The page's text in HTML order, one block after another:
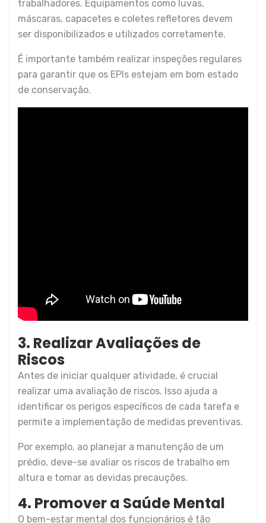
trabalhadores. Equipamentos como luvas,
máscaras, capacetes e coletes refletores devem
ser disponibilizados e utilizados corretamente.
É importante também realizar inspeções regulares
para garantir que os EPIs estejam em bom estado
de conservação.
3. Realizar Avaliações de
Riscos
Antes de iniciar qualquer atividade, é crucial
realizar uma avaliação de riscos. Isso ajuda a
identificar os perigos específicos de cada tarefa e
permite a implementação de medidas preventivas.
Por exemplo, ao planejar a manutenção de um
prédio, deve-se avaliar os riscos de trabalho em
altura e tomar as devidas precauções.
4. Promover a Saúde Mental
O bem-estar mental dos funcionários é tão